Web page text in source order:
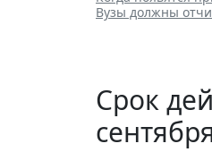
Вузы должны
Срок